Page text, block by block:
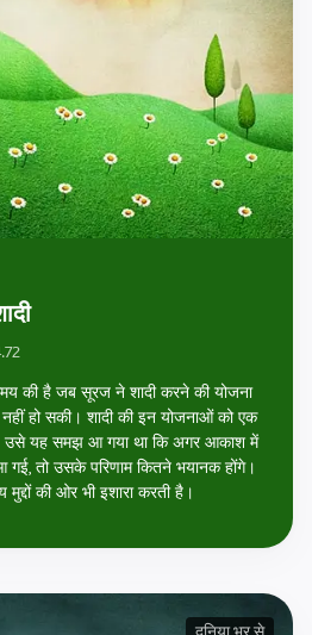
की है जब सूरज ने शादी करने की योजना
हो सकी। शादी की इन योजनाओं को एक
उसे यह समझ आ गया था कि अगर आकाश में
गई, तो उसके परिणाम कितने भयानक होंगे।
की ओर भी इशारा करती है।